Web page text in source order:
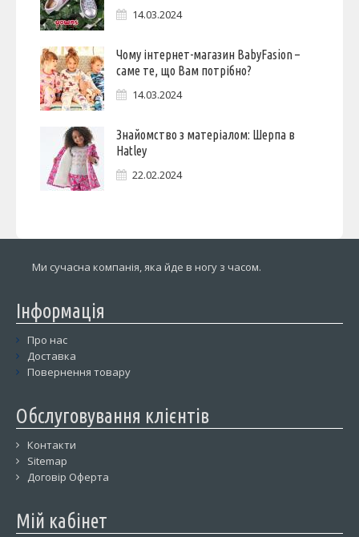
14.03.2024
Чому інтернет-магазин BabyFasion –
саме те, що Вам потрібно?
14.03.2024
Знайомство з матеріалом: Шерпа в
Hatley
22.02.2024
Ми сучасна компанія, яка йде в ногу з часом.
Інформація
Про нас
Доставка
Повернення товару
Обслуговування клієнтів
Контакти
Sitemap
Договір Оферта
Мій кабінет